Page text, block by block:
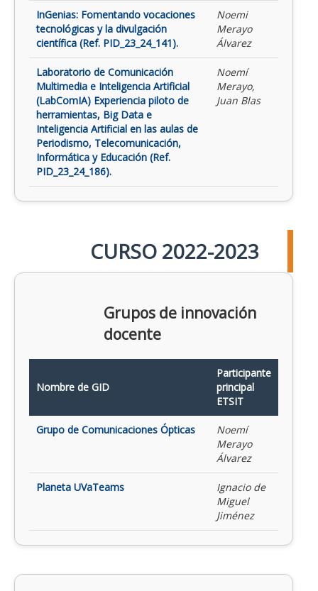
InGenias: Fomentando vocaciones
tecnológicas y la divulgación
científica (Ref. PID_23_24_141).
Noemi
Merayo
Álvarez
Laboratorio de Comunicación
Multimedia e Inteligencia Artificial
(LabComIA) Experiencia piloto de
herramientas, Big Data e
Inteligencia Artificial en las aulas de
Periodismo, Telecomunicación,
Informática y Educación (Ref.
PID_23_24_186).
Noemí
Merayo,
Juan Blas
CURSO 2022-2023
Grupos de innovación
docente
Nombre de GID
Participante
principal
ETSIT
Grupo de Comunicaciones Ópticas
Noemí
Merayo
Álvarez
Planeta UVaTeams
Ignacio de
Miguel
Jiménez